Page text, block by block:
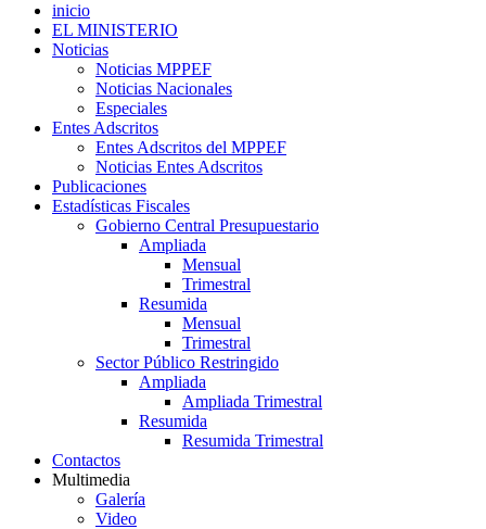
inicio
EL MINISTERIO
Noticias
Noticias MPPEF
Noticias Nacionales
Especiales
Entes Adscritos
Entes Adscritos del MPPEF
Noticias Entes Adscritos
Publicaciones
Estadísticas Fiscales
Gobierno Central Presupuestario
Ampliada
Mensual
Trimestral
Resumida
Mensual
Trimestral
Sector Público Restringido
Ampliada
Ampliada Trimestral
Resumida
Resumida Trimestral
Contactos
Multimedia
Galería
Video